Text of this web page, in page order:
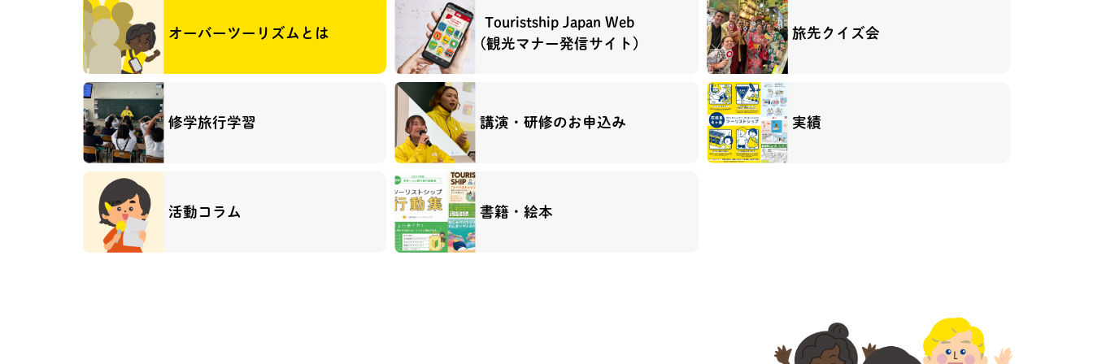
オーバーツーリズムとは
Touristship Japan Web
(観光マナー発信サイト)
旅先クイズ会
修学旅行学習 講演・研修のお申込み 実績
活動コラム 書籍・絵本